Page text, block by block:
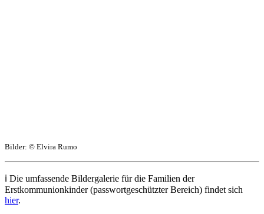
Bilder: © Elvira Rumo
ℹ️ Die umfassende Bildergalerie für die Familien der
Erstkommunionkinder (passwortgeschützter Bereich) findet sich
hier.